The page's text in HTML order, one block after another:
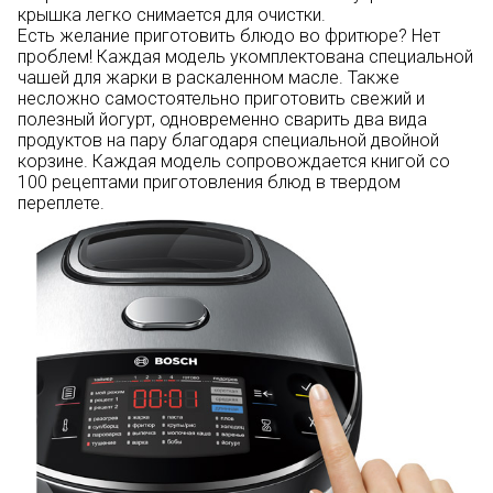
крышка легко снимается для очистки.
Есть желание приготовить блюдо во фритюре? Нет
проблем! Каждая модель укомплектована специальной
чашей для жарки в раскаленном масле. Также
несложно самостоятельно приготовить свежий и
полезный йогурт, одновременно сварить два вида
продуктов на пару благодаря специальной двойной
корзине. Каждая модель сопровождается книгой со
100 рецептами приготовления блюд в твердом
переплете.